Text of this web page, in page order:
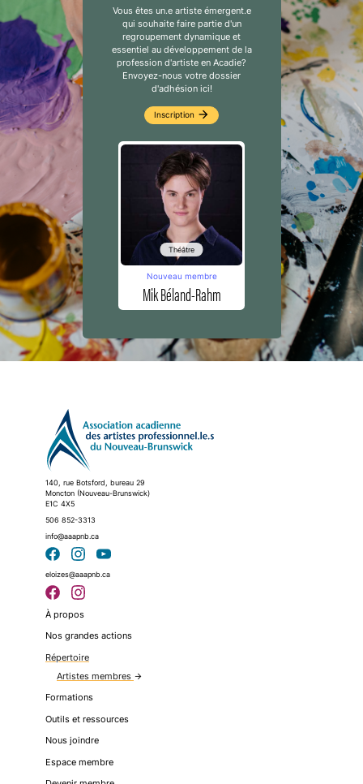
Vous êtes un.e artiste émergent.e
qui souhaite faire partie d'un
regroupement dynamique et
essentiel au développement de la
profession d'artiste en Acadie?
Envoyez-nous votre dossier
d'adhésion ici!
Inscription arrow_forward
Théâtre
Nouveau membre
Mik Béland-Rahm
140, rue Botsford, bureau 29
Moncton (Nouveau-Brunswick)
E1C 4X5
506 852-3313
info@aaapnb.ca
eloizes@aaapnb.ca
À propos
Nos grandes actions
Répertoire
Artistes membres arrow_forward
Formations
Outils et ressources
Nous joindre
Espace membre